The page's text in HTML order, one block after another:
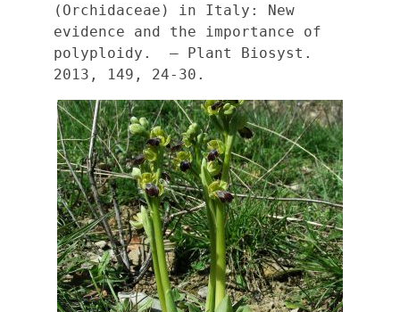
(Orchidaceae) in Italy: New
evidence and the importance of
polyploidy.  – Plant Biosyst.
2013, 149, 24-30.